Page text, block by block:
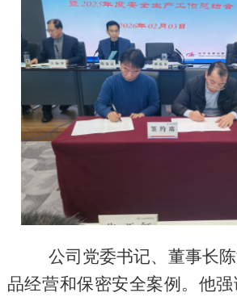
公司党委书记、董事长
品经营和保密安全案例。他